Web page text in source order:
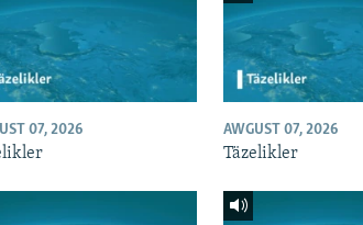
07, 2026 AWGUST 07, 2026
Täzelikler